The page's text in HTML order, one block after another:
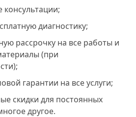
консультации;
диагностику;
рассрочку на все работы и
(при
гарантии на все услуги;
скидки для постоянных
другое.